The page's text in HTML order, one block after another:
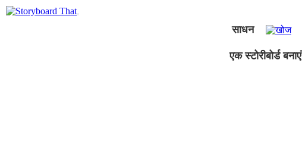
साधन
एक स्टोरीबोर्ड बनाएं